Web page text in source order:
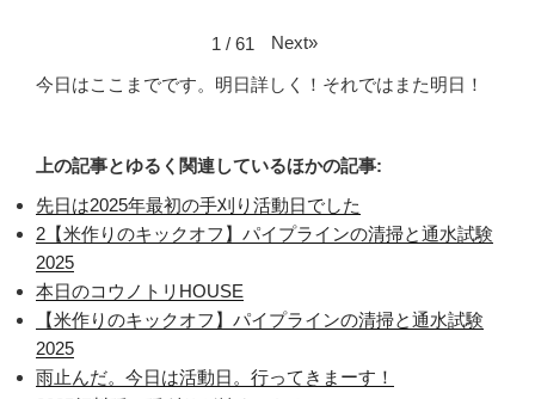
1 / 61 Next»
今日はここまでです。明日詳しく！それではまた明日！
上の記事とゆるく関連しているほかの記事:
先日は2025年最初の手刈り活動日でした
2【米作りのキックオフ】パイプラインの清掃と通水試験
2025
本日のコウノトリHOUSE
【米作りのキックオフ】パイプラインの清掃と通水試験
2025
雨止んだ。今日は活動日。行ってきまーす！